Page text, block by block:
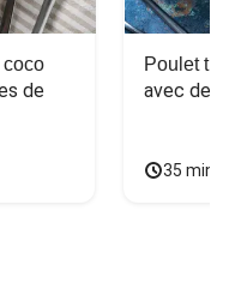
coco
de
Poulet
avec des
35